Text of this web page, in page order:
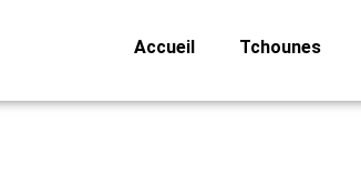
Accueil Tchounes